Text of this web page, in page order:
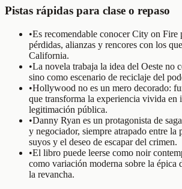
Pistas rápidas para clase o repaso
•Es recomendable conocer City on Fire
pérdidas, alianzas y rencores con los
California.
•La novela trabaja la idea del Oeste no
sino como escenario de reciclaje del
•Hollywood no es un mero decorado:
que transforma la experiencia vivida en
legitimación pública.
•Danny Ryan es un protagonista de
y negociador, siempre atrapado entre la
suyos y el deseo de escapar del crimen.
•El libro puede leerse como noir
como variación moderna sobre la épica
la revancha.